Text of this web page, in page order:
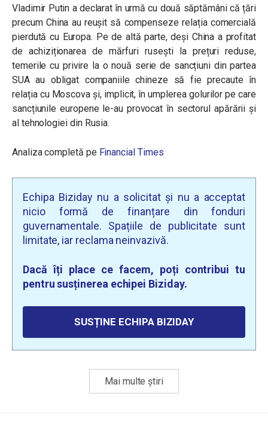
Vladimir Putin a declarat în urmă cu două săptămâni că țări
precum China au reușit să compenseze relația comercială
pierdută cu Europa. Pe de altă parte, deși China a profitat
de achiziționarea de mărfuri rusești la prețuri reduse,
temerile cu privire la o nouă serie de sancțiuni din partea
SUA au obligat companiile chineze să fie precaute în
relația cu Moscova și, implicit, în umplerea golurilor pe care
sancțiunile europene le-au provocat în sectorul apărării și
al tehnologiei din Rusia.
Analiza completă pe Financial Times
Echipa Biziday nu a solicitat și nu a acceptat
nicio formă de finanțare din fonduri
guvernamentale. Spațiile de publicitate sunt
limitate, iar reclama neinvazivă.
Dacă îți place ce facem, poți contribui tu
pentru susținerea echipei Biziday.
SUSȚINE ECHIPA BIZIDAY
Mai multe știri